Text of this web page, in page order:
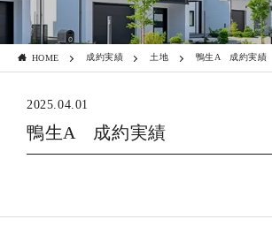
HOME 成約実績 土地 鴨生A 成約実績
2025.04.01
鴨生A 成約実績